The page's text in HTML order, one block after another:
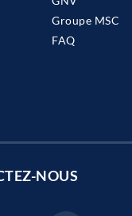
Groupe MSC
FAQ
NOUS